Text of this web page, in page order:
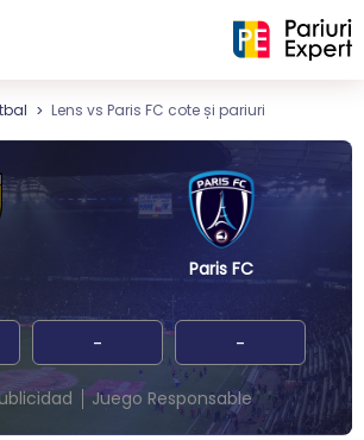
Lens vs Paris FC cote și pariuri
Paris FC
- -
Juego Responsable